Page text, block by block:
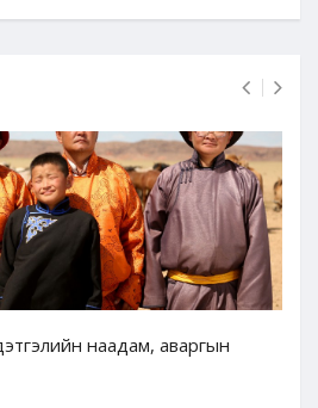
наадам, аваргын